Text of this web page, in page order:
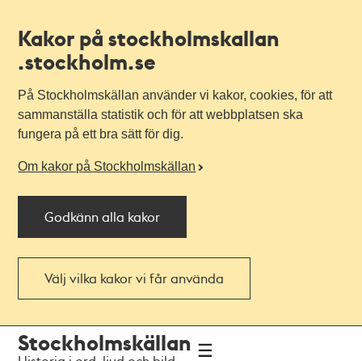
Kakor på stockholmskallan
.stockholm.se
På Stockholmskällan använder vi kakor, cookies, för att
sammanställa statistik och för att webbplatsen ska
fungera på ett bra sätt för dig.
Om kakor på Stockholmskällan
Godkänn alla kakor
Välj vilka kakor vi får använda
navigationen
huvudinnehållet
Stockholmskällan